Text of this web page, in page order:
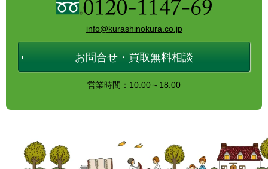
info@kurashinokura.co.jp
お問合せ・買取無料相談
営業時間：10:00～18:00